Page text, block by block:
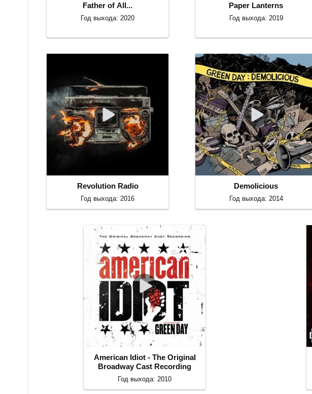
Father of All...
Год выхода: 2020
Paper Lanterns
Год выхода: 2019
Revolution Radio
Год выхода: 2016
Demolicious
Год выхода: 2014
American Idiot - The Original
Broadway Cast Recording
Год выхода: 2010